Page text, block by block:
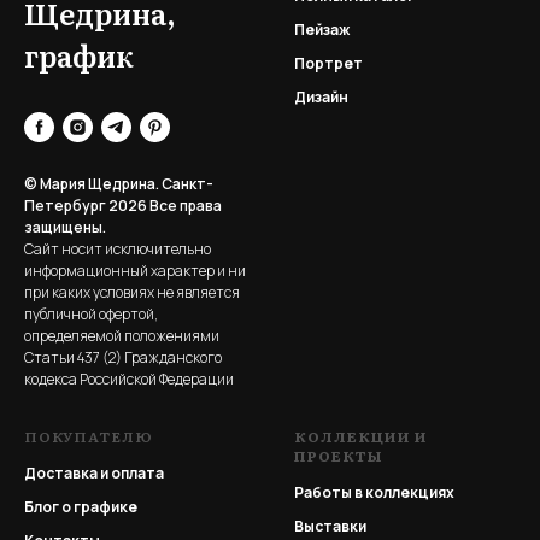
Щедрина,
график
© Мария Щедрина. Санкт-
Петербург 2026Все права
защищены.
Сайт носит исключительно
информационный характер и ни
при каких условиях не является
публичной офертой,
определяемой положениями
Статьи 437 (2) Гражданского
кодекса Российской Федерации
Пейзаж
Портрет
Дизайн
ПОКУПАТЕЛЮ
Доставка и оплата
Блог о графике
КОЛЛЕКЦИИ И
ПРОЕКТЫ
Работы в коллекциях
Выставки